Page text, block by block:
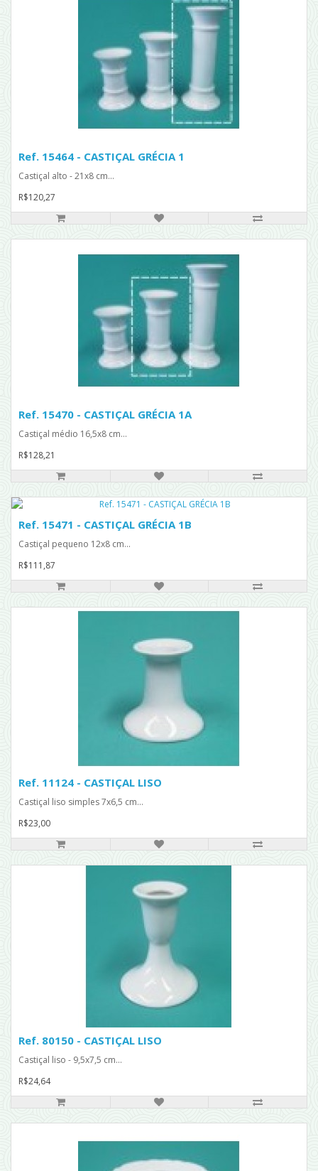
Ref. 15464 - CASTIÇAL GRÉCIA 1
Castiçal alto - 21x8 cm...
R$120,27
Ref. 15470 - CASTIÇAL GRÉCIA 1A
Castiçal médio 16,5x8 cm...
R$128,21
Ref. 15471 - CASTIÇAL GRÉCIA 1B
Castiçal pequeno 12x8 cm...
R$111,87
Ref. 11124 - CASTIÇAL LISO
Castiçal liso simples 7x6,5 cm...
R$23,00
Ref. 80150 - CASTIÇAL LISO
Castiçal liso - 9,5x7,5 cm...
R$24,64